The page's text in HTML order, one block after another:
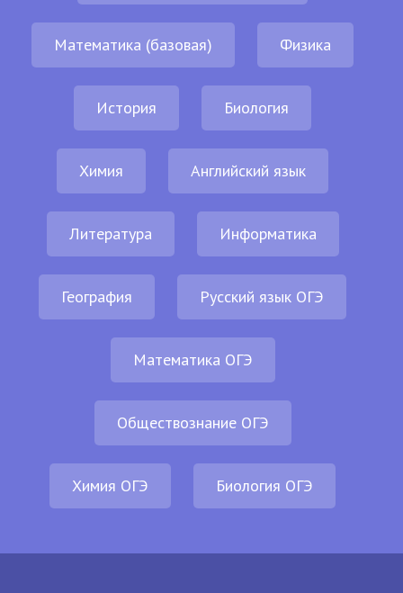
Математика (базовая) Физика
История Биология
Химия Английский язык
Литература Информатика
География Русский язык ОГЭ
Математика ОГЭ
Обществознание ОГЭ
Химия ОГЭ Биология ОГЭ